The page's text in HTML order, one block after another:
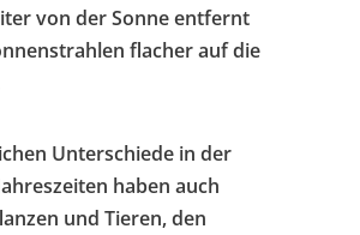
von der Sonne entfernt
flacher auf die
Unterschiede in der
haben auch
und Tieren, den